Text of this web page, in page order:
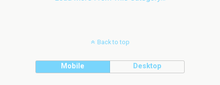
Back to top
Mobile Desktop